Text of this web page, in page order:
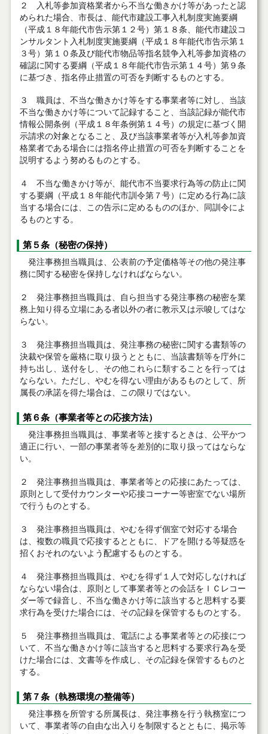
２ 入札等参加資格業者から不当な働きかけ等があったと認
められた場合、市長は、能代市建設工事入札制度実施要綱
（平成１８年能代市告示第１２号）第１８条、能代市建設コ
ンサルタント入札制度実施要綱（平成１８年能代市告示第１
３号）第１０条及び能代市物品等指名競争入札等参加資格の
確認に関する要綱（平成１８年能代市告示第１４号）第９条
に基づき、指名停止措置の可否を判断するものとする。
３ 職員は、不当な働きかけ等をする事業者等に対し、当該
不当な働きかけ等について記録すること、当該記録が能代市
情報公開条例（平成１８年条例第１４号）の規定に基づく開
示請求の対象となること、及び当該事業者等が入札等参加資
格業者である場合には指名停止措置の可否を判断することを
説明するよう努めるものとする。
４ 不当な働きかけ等が、能代市不当要求行為等の防止に関
する要綱（平成１８年能代市訓令第７号）に定める行為に該
当する場合には、この告示に定めるもののほか、同訓令によ
るものとする。
第５条（秘密の保持）
発注事務担当職員は、公表前の予定価格等その他の発注事
務に関する秘密を保持しなければならない。
２ 発注事務担当職員は、自ら担当する発注事務の秘密を業
務上知り得る立場にある者以外の者に教示又は示唆してはな
らない。
３ 発注事務担当職員は、発注事務の秘密に関する書類等の
決裁や保管を厳格に取り扱うとともに、当該書類等を庁外に
持ち出し、送付をし、その他これらに類することを行っては
ならない。ただし、やむを得ない理由があるものとして、所
属長の承諾を得た場合は、この限りではない。
第６条（事業者等との応接方法）
発注事務担当職員は、事業者等と接するときは、公平かつ
適正に行い、一部の事業者等を差別的に取り扱ってはならな
い。
２ 発注事務担当職員は、事業者等との応接にあたっては、
原則として受付カウンターや応接コーナー等密室でない場所
で行うものとする。
３ 発注事務担当職員は、やむを得ず個室で対応する場合
は、複数の職員で応接するとともに、ドアを開ける等疑惑を
招くおそれのないよう配慮するものとする。
４ 発注事務担当職員は、やむを得ず１人で対応しなければ
ならない場合は、原則として事業者等との会話をＩＣレコー
ダー等で録音し、不当な働きかけ等に該当すると思料する要
求行為を受けた場合には、その記録を保管するものとする。
５ 発注事務担当職員は、電話による事業者等との応接につ
いて、不当な働きかけ等に該当すると思料する要求行為を受
けた場合には、文書等を作成し、その記録を保管するものと
する。
第７条（執務環境の整備等）
発注事務を所管する所属長は、発注事務を行う執務室につ
いて、事業者等の自由な出入りを制限するとともに、掲示等